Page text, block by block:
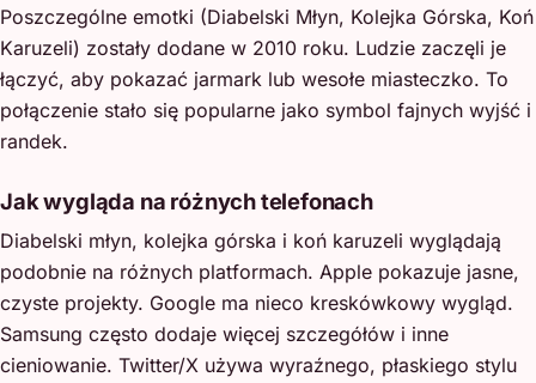
Poszczególne emotki (Diabelski Młyn, Kolejka Górska, Koń
Karuzeli) zostały dodane w 2010 roku. Ludzie zaczęli je
łączyć, aby pokazać jarmark lub wesołe miasteczko. To
połączenie stało się popularne jako symbol fajnych wyjść i
randek.
Jak wygląda na różnych telefonach
Diabelski młyn, kolejka górska i koń karuzeli wyglądają
podobnie na różnych platformach. Apple pokazuje jasne,
czyste projekty. Google ma nieco kreskówkowy wygląd.
Samsung często dodaje więcej szczegółów i inne
cieniowanie. Twitter/X używa wyraźnego, płaskiego stylu